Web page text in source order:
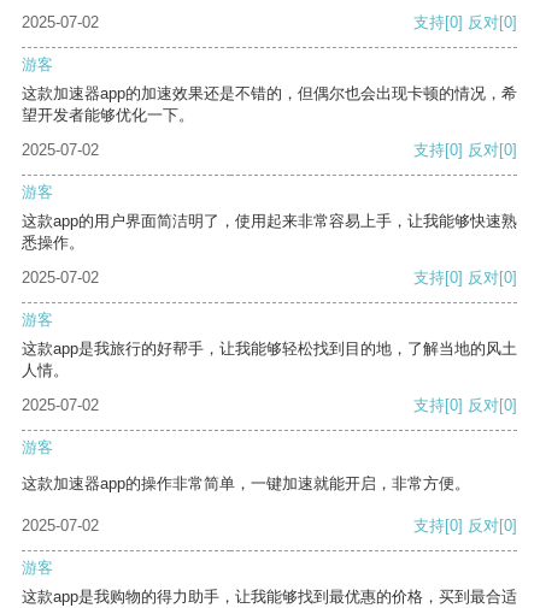
2025-07-02 支持[0] 反对[0]
游客
这款加速器app的加速效果还是不错的，但偶尔也会出现卡顿的情况，希
望开发者能够优化一下。
2025-07-02
支持[0] 反对[0]
游客
这款app的用户界面简洁明了，使用起来非常容易上手，让我能够快速熟
悉操作。
2025-07-02
支持[0] 反对[0]
游客
这款app是我旅行的好帮手，让我能够轻松找到目的地，了解当地的风土
人情。
2025-07-02
支持[0] 反对[0]
游客
这款加速器app的操作非常简单，一键加速就能开启，非常方便。
2025-07-02 支持[0] 反对[0]
游客
这款app是我购物的得力助手，让我能够找到最优惠的价格，买到最合适